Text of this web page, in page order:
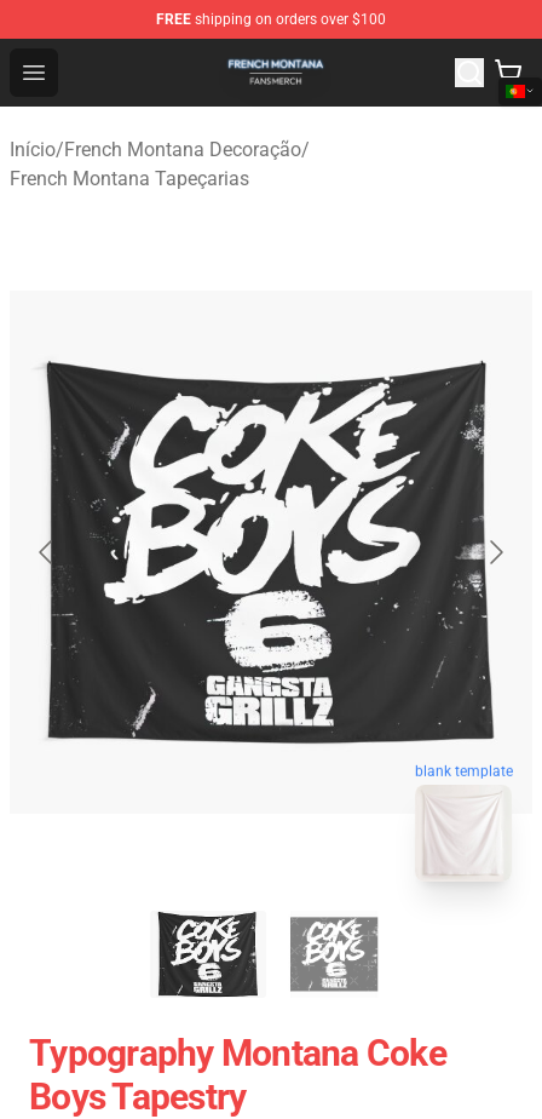
FREE shipping on orders over $100
Open menu
French Montana Shop - Official French Montana
Início/French Montana Decoração/
French Montana Tapeçarias
blank template
Typography Montana Coke
Boys Tapestry